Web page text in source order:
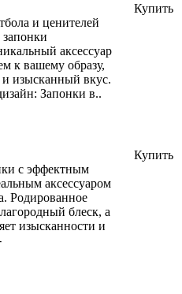
и ценителей
аксессуар
к вашему образу,
и изысканный вкус.
Запонки в..
Купить
с эффектным
аксессуаром
Родированное
блеск, а
изысканности и
Купить